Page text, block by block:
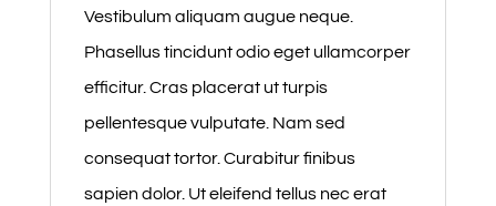
Vestibulum aliquam augue neque.
Phasellus tincidunt odio eget ullamcorper
efficitur. Cras placerat ut turpis
pellentesque vulputate. Nam sed
consequat tortor. Curabitur finibus
sapien dolor. Ut eleifend tellus nec erat